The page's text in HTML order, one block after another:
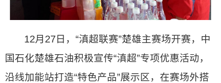
12月27日，“滇超联赛”楚雄主赛场开赛，中
国石化楚雄石油积极宣传“滇超”专项优惠活动，
沿线加能站打造“特色产品”展示区，在赛场外搭